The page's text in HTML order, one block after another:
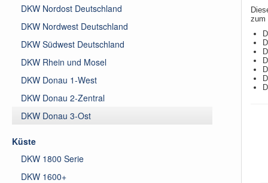
zum
DKW Nordost Deutschland
DKW Nordwest Deutschland
DKW Südwest Deutschland
DKW Rhein und Mosel
DKW Donau 1-West
DKW Donau 2-Zentral
DKW Donau 3-Ost
Küste
DKW 1800 Serie
DKW 1600+